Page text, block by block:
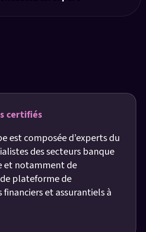
certifiés
est composée d’experts du
des secteurs banque
et notamment de
plateforme de
et assurantiels à